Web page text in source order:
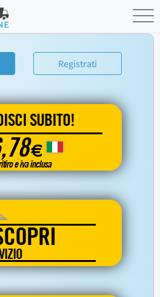
Registrati
SUBITO!
€
e iva inclusa